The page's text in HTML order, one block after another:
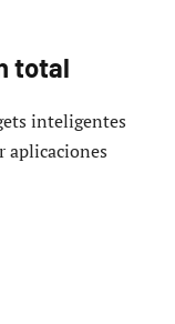
total
inteligentes
aplicaciones